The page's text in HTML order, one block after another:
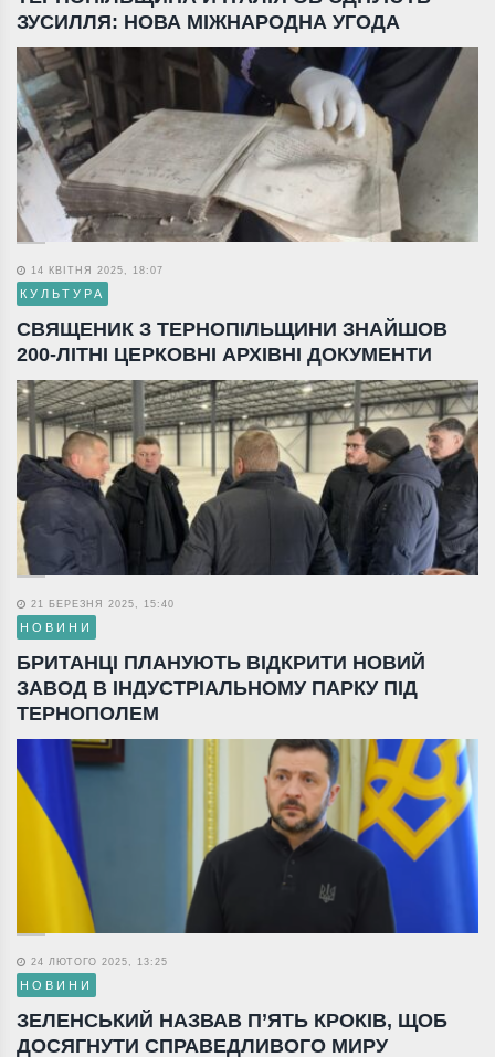
ЗУСИЛЛЯ: НОВА МІЖНАРОДНА УГОДА
14 КВІТНЯ 2025, 18:07
КУЛЬТУРА
СВЯЩЕНИК З ТЕРНОПІЛЬЩИНИ ЗНАЙШОВ
200-ЛІТНІ ЦЕРКОВНІ АРХІВНІ ДОКУМЕНТИ
21 БЕРЕЗНЯ 2025, 15:40
НОВИНИ
БРИТАНЦІ ПЛАНУЮТЬ ВІДКРИТИ НОВИЙ
ЗАВОД В ІНДУСТРІАЛЬНОМУ ПАРКУ ПІД
ТЕРНОПОЛЕМ
24 ЛЮТОГО 2025, 13:25
НОВИНИ
ЗЕЛЕНСЬКИЙ НАЗВАВ П’ЯТЬ КРОКІВ, ЩОБ
ДОСЯГНУТИ СПРАВЕДЛИВОГО МИРУ